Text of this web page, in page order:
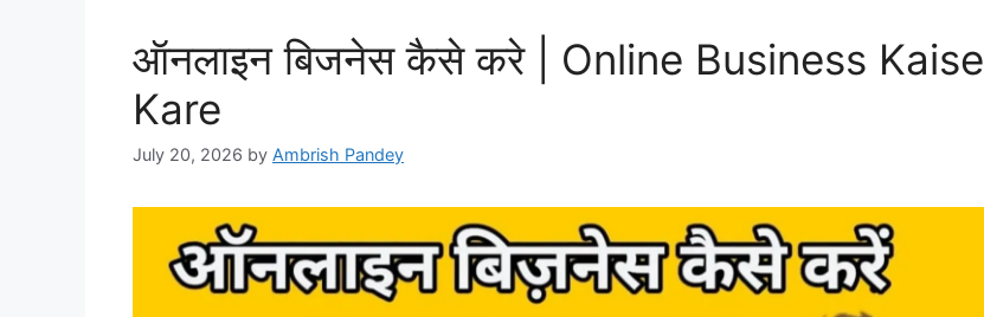
ऑनलाइन बिजनेस कैसे करे | Online Business Kaise
Kare
July 20, 2026 by Ambrish Pandey